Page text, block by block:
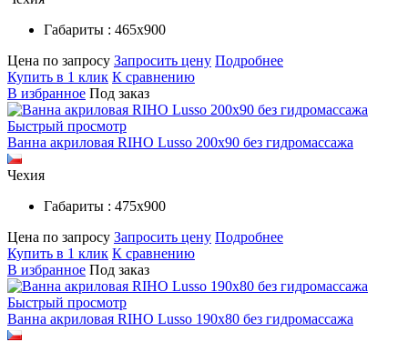
Габариты : 465х900
Цена по запросу Запросить цену Подробнее
Купить в 1 клик К сравнению
В избранное Под заказ
Быстрый просмотр
Ванна акриловая RIHO Lusso 200x90 без гидромассажа
Чехия
Габариты : 475х900
Цена по запросу Запросить цену Подробнее
Купить в 1 клик К сравнению
В избранное Под заказ
Быстрый просмотр
Ванна акриловая RIHO Lusso 190x80 без гидромассажа